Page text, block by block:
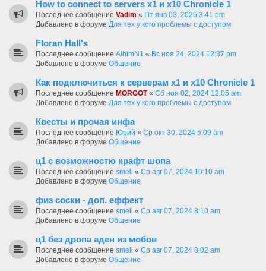
How to connect to servers х1 и х10 Chronicle 1
Последнее сообщение Vadim « Пт янв 03, 2025 3:41 pm
Добавлено в форуме Для тех у кого проблемы с доступом
Floran Hall's
Последнее сообщение AlhimN1 « Вс ноя 24, 2024 12:37 pm
Добавлено в форуме Общение
Как подключиться к серверам х1 и х10 Chronicle 1
Последнее сообщение MORGOT« Сб ноя 02, 2024 12:05 am
Добавлено в форуме Для тех у кого проблемы с доступом
Квесты и прочая инфа
Последнее сообщение Юрий « Ср окт 30, 2024 5:09 am
Добавлено в форуме Общение
ц1 с возможностю крафт шопа
Последнее сообщение smeli « Ср авг 07, 2024 10:10 am
Добавлено в форуме Общение
физ соски - доп. еффект
Последнее сообщение smeli « Ср авг 07, 2024 8:10 am
Добавлено в форуме Общение
ц1 без дропа аден из мобов
Последнее сообщение smeli « Ср авг 07, 2024 8:02 am
Добавлено в форуме Общение